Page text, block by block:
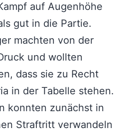
auf Augenhöhe
gut in die Partie.
machten von der
und wollten
dass sie zu Recht
in der Tabelle stehen.
konnten zunächst in
Straftritt verwandeln